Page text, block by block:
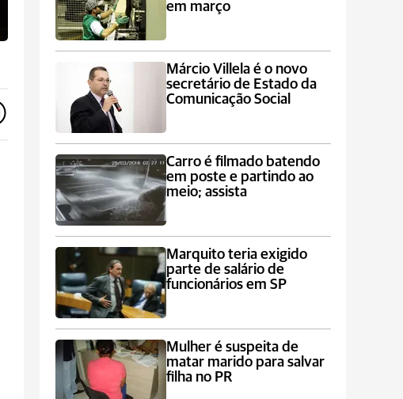
em março
Márcio Villela é o novo
secretário de Estado da
Comunicação Social
Carro é filmado batendo
em poste e partindo ao
meio; assista
Marquito teria exigido
parte de salário de
funcionários em SP
Mulher é suspeita de
matar marido para salvar
filha no PR